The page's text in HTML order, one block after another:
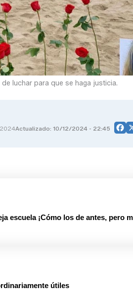
luchar para que se haga justicia.
Actualizado: 10/12/2024 - 22:45
escuela ¡Cómo los de antes, pero
útiles